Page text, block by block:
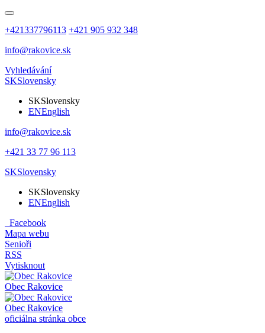
+421337796113 +421 905 932 348
info@rakovice.sk
Vyhledávání
SKSlovensky
SKSlovensky
ENEnglish
info@rakovice.sk
+421 33 77 96 113
SKSlovensky
SKSlovensky
ENEnglish
Facebook
Mapa webu
Senioři
RSS
Vytisknout
Obec Rakovice
Obec Rakovice
oficiálna stránka obce